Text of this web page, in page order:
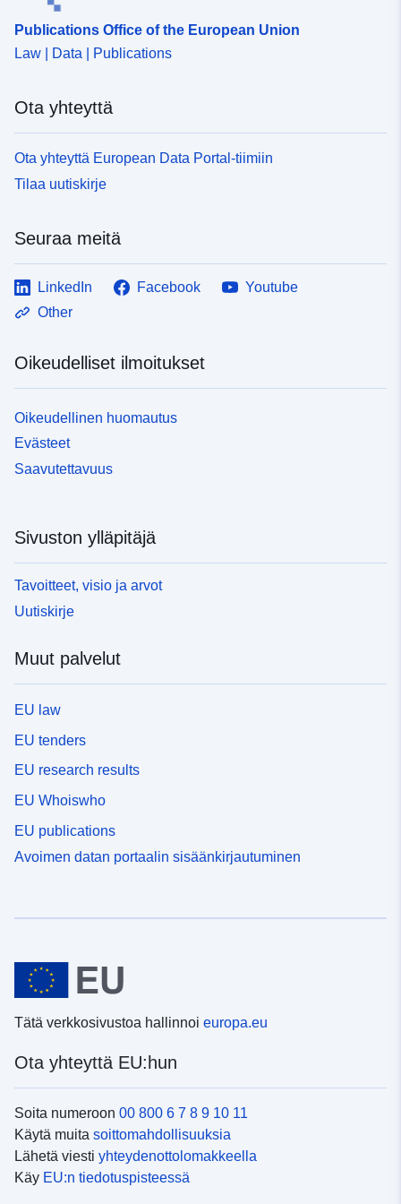
Publications Office of the European Union
Law | Data | Publications
Ota yhteyttä
Ota yhteyttä European Data Portal-tiimiin
Tilaa uutiskirje
Seuraa meitä
LinkedIn Facebook
Youtube
Other
Oikeudelliset ilmoitukset
Oikeudellinen huomautus
Evästeet
Saavutettavuus
Sivuston ylläpitäjä
Tavoitteet, visio ja arvot
Uutiskirje
Muut palvelut
EU law
EU tenders
EU research results
EU Whoiswho
EU publications
Avoimen datan portaalin sisäänkirjautuminen
Tätä verkkosivustoa hallinnoi europa.eu
Ota yhteyttä EU:hun
Soita numeroon 00 800 6 7 8 9 10 11
Käytä muita soittomahdollisuuksia
Lähetä viesti yhteydenottolomakkeella
Käy EU:n tiedotuspisteessä